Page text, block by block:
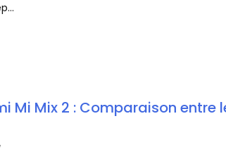
Mi Mix 2 : Comparaison entre